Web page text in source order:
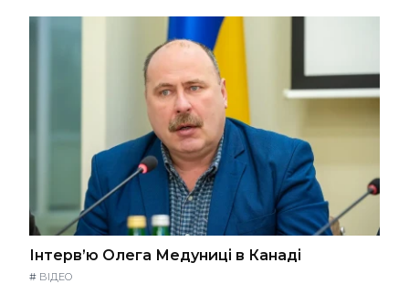
Інтерв’ю Олега Медуниці в Канаді
# ВІДЕО